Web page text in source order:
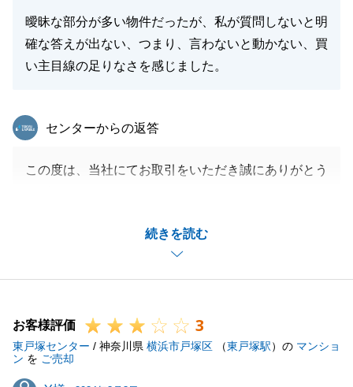
曖昧な部分が多い物件だったが、私が質問しないと明
確な答えが出ない、つまり、言わないと動かない、買
い主目線の足りなさを感じました。
続きを読む
東急リバブル
センターからの返答
この度は、当社にてお取引をいただき誠にありがとう
今後の営業活動に活かせるよう、尽力いたします。
至らぬ点もあったかと思いますが、今後もお役に立て
ることがございましたらお気軽にお申し付けくださ
何卒よろしくお願い申し上げます。
お客様評価 3
東戸塚センター / 神奈川県 横浜市戸塚区 （東戸塚駅）の マンショ
ン を ご売却
Y様